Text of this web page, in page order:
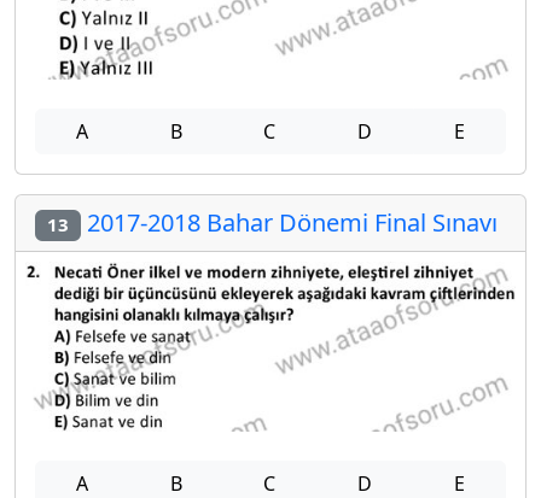
A B C D E
13 2017-2018 Bahar Dönemi Final Sınavı
A B C D E